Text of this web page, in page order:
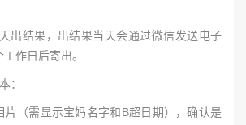
结果，出结果当天会通过微信发送电子
作日后寄出。
：
（需显示宝妈名字和B超日期），确认是